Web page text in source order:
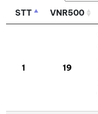
STT VNR500
1 19